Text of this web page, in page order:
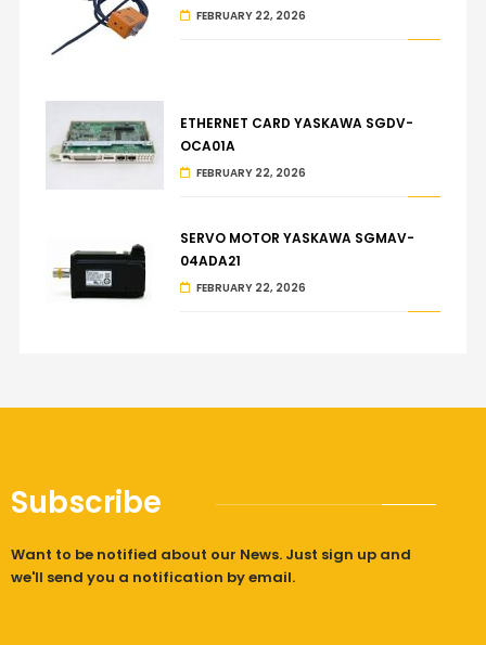
FEBRUARY 22, 2026
ETHERNET CARD YASKAWA SGDV-
OCA01A
FEBRUARY 22, 2026
SERVO MOTOR YASKAWA SGMAV-
04ADA21
FEBRUARY 22, 2026
Subscribe
Want to be notified about our News. Just sign up and
we'll send you a notification by email.